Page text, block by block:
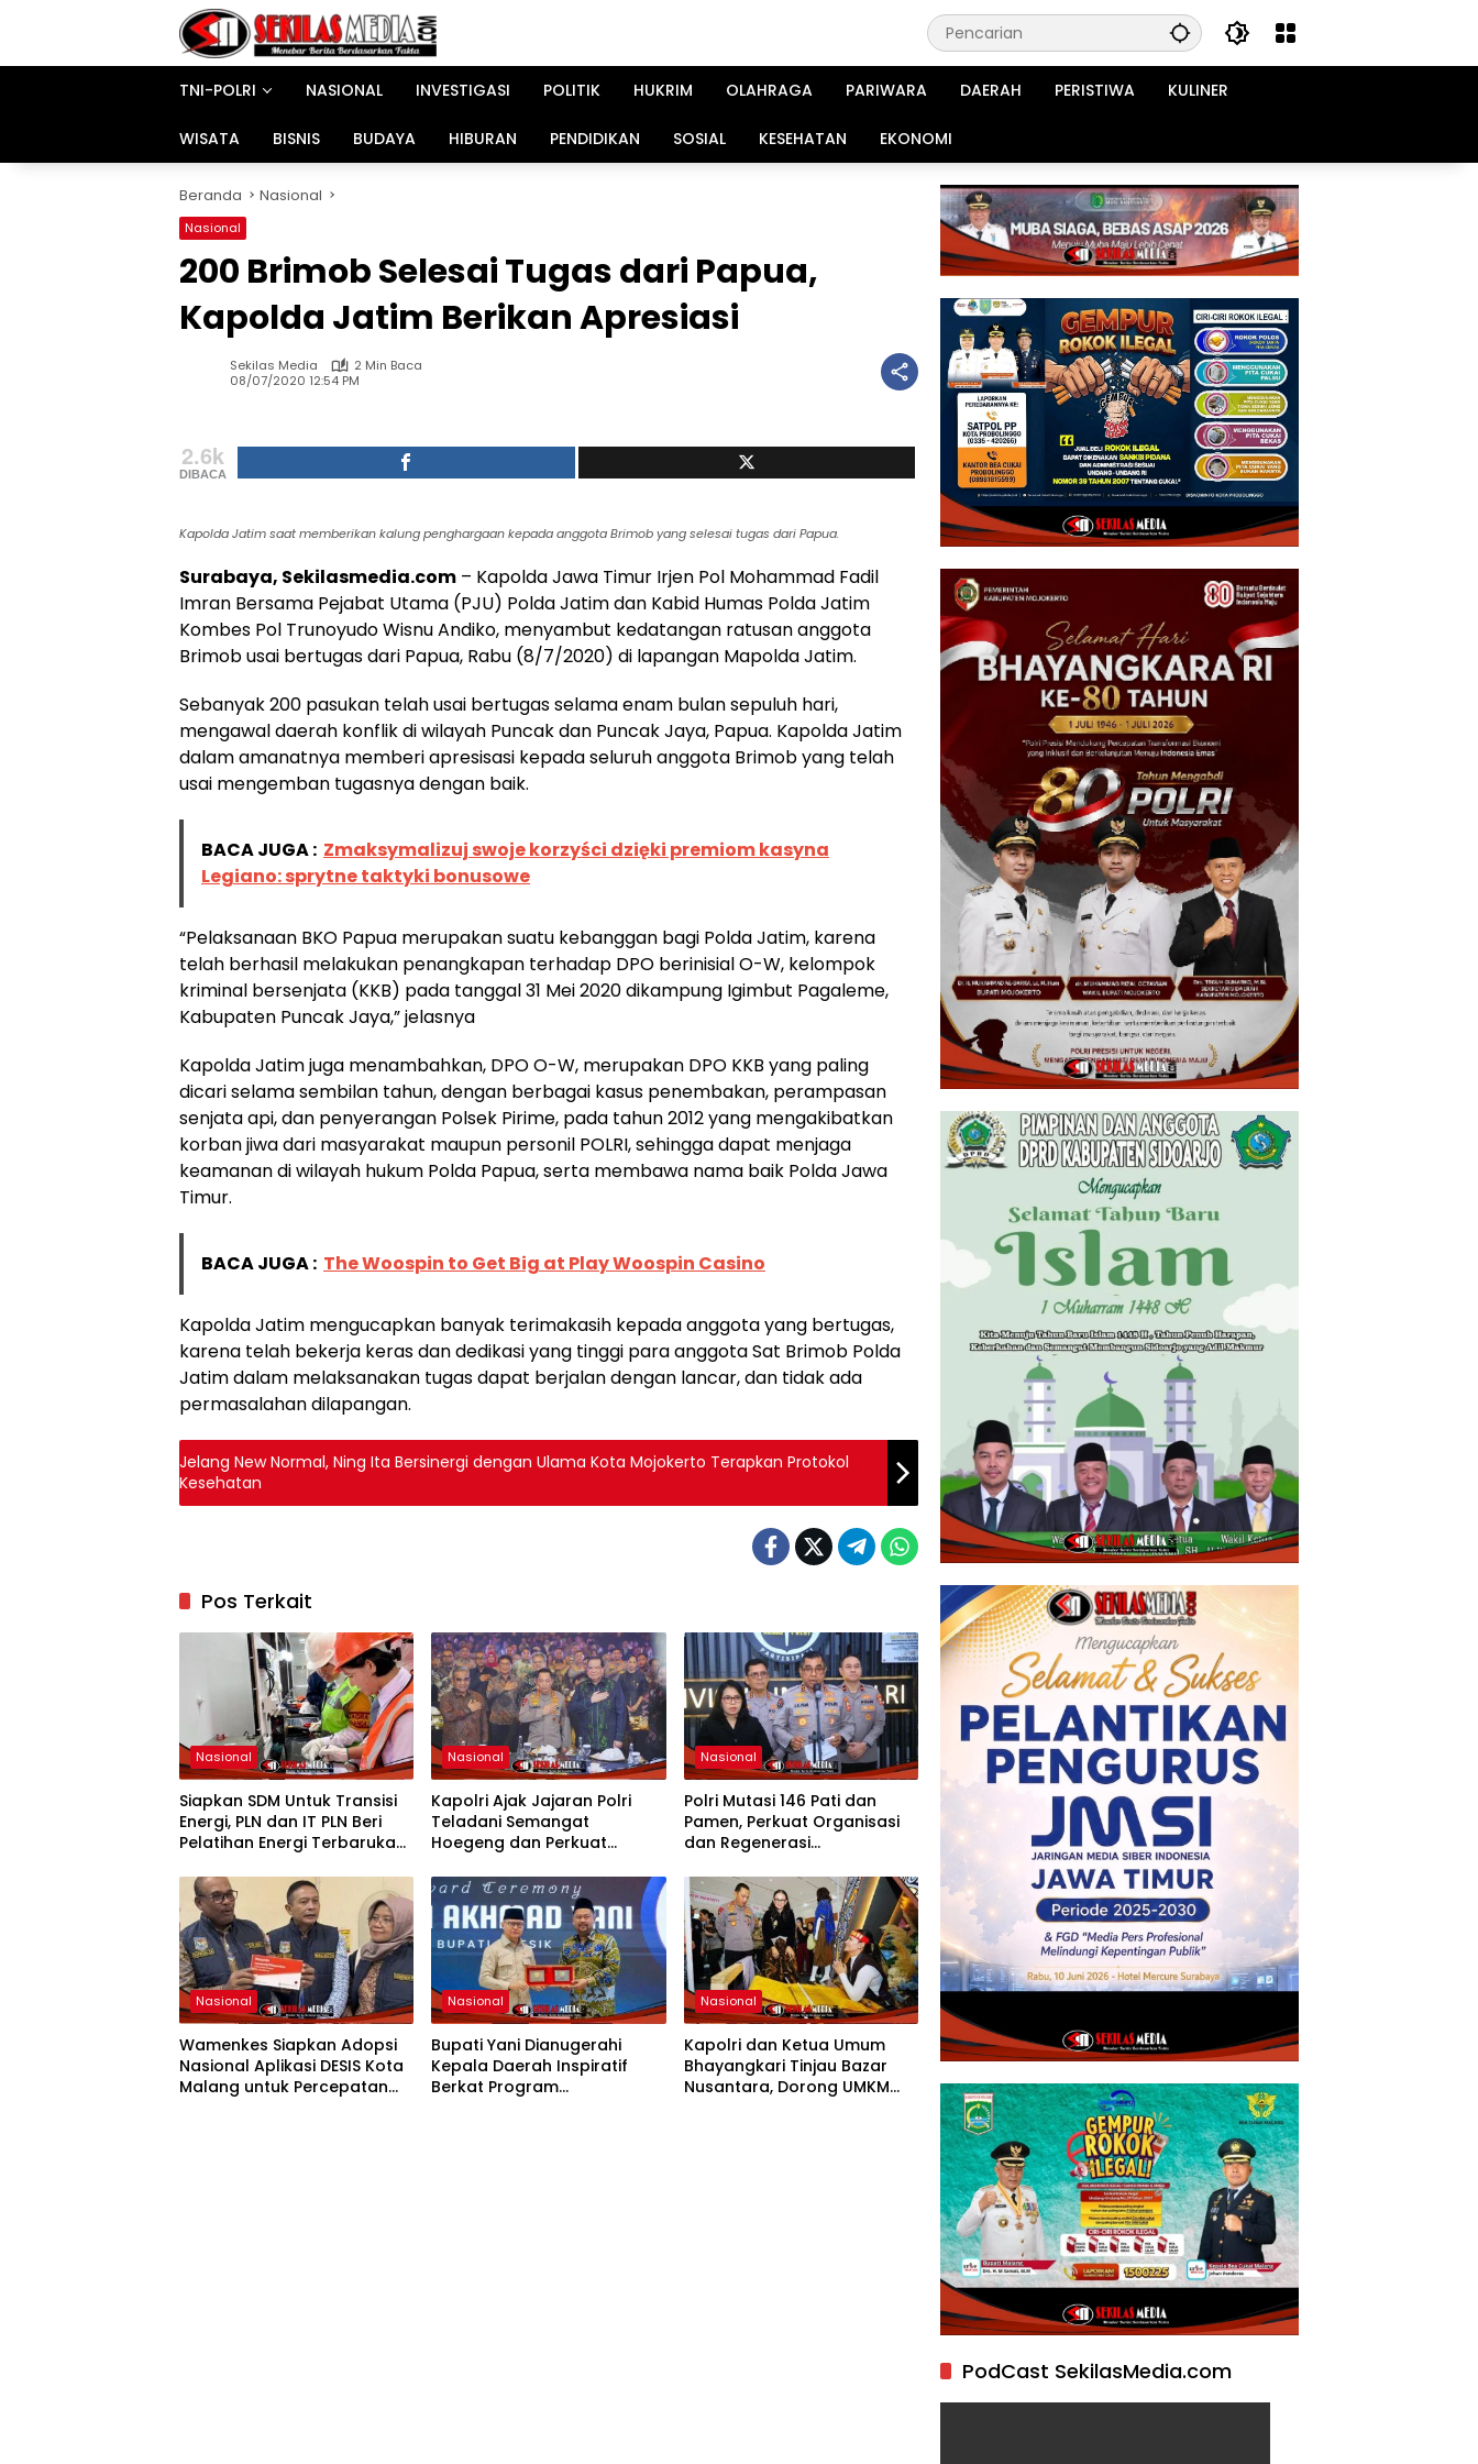
TNI-POLRI
NASIONAL INVESTIGASI POLITIK HUKRIM OLAHRAGA PARIWARA DAERAH PERISTIWA KULINER
WISATA BISNIS BUDAYA HIBURAN PENDIDIKAN SOSIAL KESEHATAN EKONOMI
Beranda Nasional
Nasional
200 Brimob Selesai Tugas dari Papua,
Kapolda Jatim Berikan Apresiasi
Sekilas Media
2 Min Baca
08/07/2020 12:54 PM
2.6k
DIBACA
Kapolda Jatim saat memberikan kalung penghargaan kepada anggota Brimob yang selesai tugas dari Papua.
Surabaya, Sekilasmedia.com – Kapolda Jawa Timur Irjen Pol Mohammad Fadil
Imran Bersama Pejabat Utama (PJU) Polda Jatim dan Kabid Humas Polda Jatim
Kombes Pol Trunoyudo Wisnu Andiko, menyambut kedatangan ratusan anggota
Brimob usai bertugas dari Papua, Rabu (8/7/2020) di lapangan Mapolda Jatim.
Sebanyak 200 pasukan telah usai bertugas selama enam bulan sepuluh hari,
mengawal daerah konflik di wilayah Puncak dan Puncak Jaya, Papua. Kapolda Jatim
dalam amanatnya memberi apresisasi kepada seluruh anggota Brimob yang telah
usai mengemban tugasnya dengan baik.
BACA JUGA : Zmaksymalizuj swoje korzyści dzięki premiom kasyna
Legiano: sprytne taktyki bonusowe
“Pelaksanaan BKO Papua merupakan suatu kebanggan bagi Polda Jatim, karena
telah berhasil melakukan penangkapan terhadap DPO berinisial O-W, kelompok
kriminal bersenjata (KKB) pada tanggal 31 Mei 2020 dikampung Igimbut Pagaleme,
Kabupaten Puncak Jaya,” jelasnya
Kapolda Jatim juga menambahkan, DPO O-W, merupakan DPO KKB yang paling
dicari selama sembilan tahun, dengan berbagai kasus penembakan, perampasan
senjata api, dan penyerangan Polsek Pirime, pada tahun 2012 yang mengakibatkan
korban jiwa dari masyarakat maupun personil POLRI, sehingga dapat menjaga
keamanan di wilayah hukum Polda Papua, serta membawa nama baik Polda Jawa
Timur.
BACA JUGA : The Woospin to Get Big at Play Woospin Casino
Kapolda Jatim mengucapkan banyak terimakasih kepada anggota yang bertugas,
karena telah bekerja keras dan dedikasi yang tinggi para anggota Sat Brimob Polda
Jatim dalam melaksanakan tugas dapat berjalan dengan lancar, dan tidak ada
permasalahan dilapangan.
Jelang New Normal, Ning Ita Bersinergi dengan Ulama Kota Mojokerto Terapkan Protokol
Kesehatan
Pos Terkait
Nasional
Siapkan SDM Untuk Transisi
Energi, PLN dan IT PLN Beri
Pelatihan Energi Terbarukan
Nasional
Kapolri Ajak Jajaran Polri
Teladani Semangat
Hoegeng dan Perkuat
Nasional
Polri Mutasi 146 Pati dan
Pamen, Perkuat Organisasi
dan Regenerasi
Nasional
Wamenkes Siapkan Adopsi
Nasional Aplikasi DESIS Kota
Malang untuk Percepatan
Nasional
Bupati Yani Dianugerahi
Kepala Daerah Inspiratif
Berkat Program
Nasional
Kapolri dan Ketua Umum
Bhayangkari Tinjau Bazar
Nusantara, Dorong UMKM
PodCast SekilasMedia.com